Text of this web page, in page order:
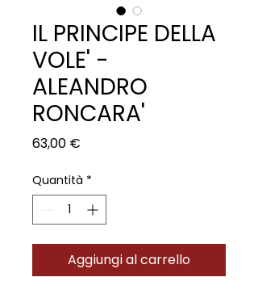
IL PRINCIPE DELLA
VOLE' -
ALEANDRO
RONCARA'
63,00 €
Quantità *
Aggiungi al carrello